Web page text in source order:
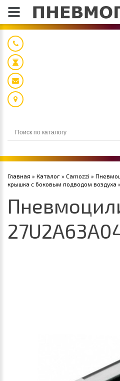
Главная » Каталог » Camozzi »
крышка с боковым подводом воздуха